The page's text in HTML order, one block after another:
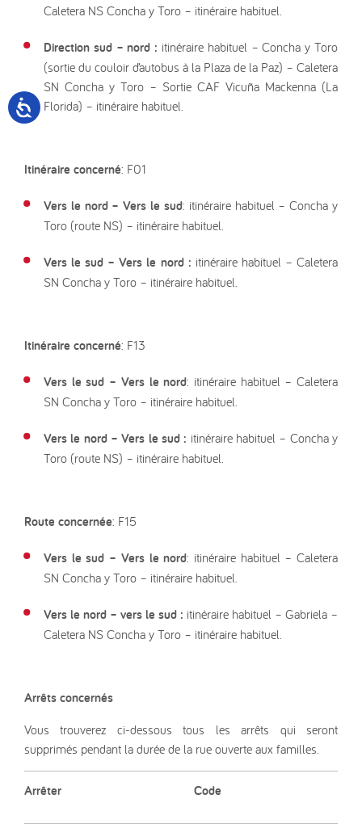
Caletera NS Concha y Toro – itinéraire habituel.
Direction sud – nord : itinéraire habituel – Concha y Toro
(sortie du couloir d’autobus à la Plaza de la Paz) – Caletera
SN Concha y Toro – Sortie CAF Vicuña Mackenna (La
Florida) – itinéraire habituel.
Itinéraire concerné: F01
Vers le nord – Vers le sud: itinéraire habituel – Concha y
Toro (route NS) – itinéraire habituel.
Vers le sud – Vers le nord : itinéraire habituel – Caletera
SN Concha y Toro – itinéraire habituel.
Itinéraire concerné: F13
Vers le sud – Vers le nord: itinéraire habituel – Caletera
SN Concha y Toro – itinéraire habituel.
Vers le nord – Vers le sud : itinéraire habituel – Concha y
Toro (route NS) – itinéraire habituel.
Route concernée: F15
Vers le sud – Vers le nord: itinéraire habituel – Caletera
SN Concha y Toro – itinéraire habituel.
Vers le nord – vers le sud : itinéraire habituel – Gabriela –
Caletera NS Concha y Toro – itinéraire habituel.
Arrêts concernés
Vous trouverez ci-dessous tous les arrêts qui seront
supprimés pendant la durée de la rue ouverte aux familles.
Arrêter Code